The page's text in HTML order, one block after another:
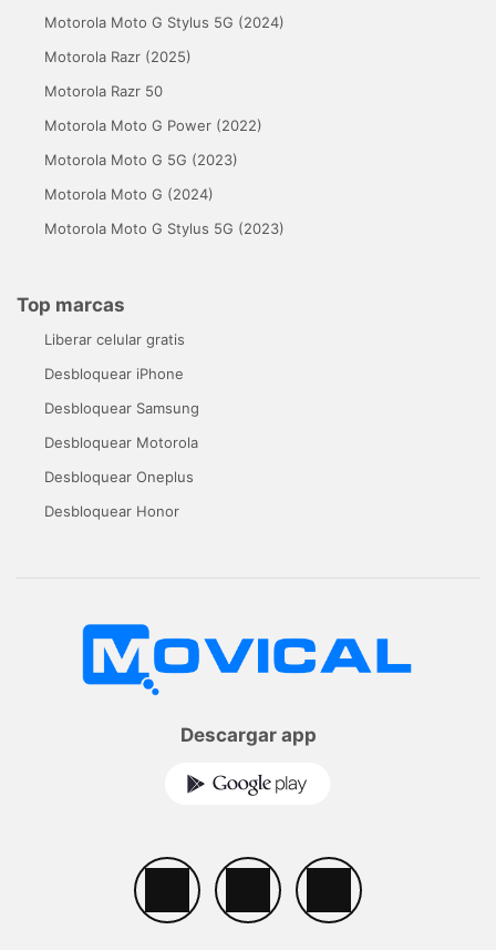
Motorola Moto G Stylus 5G (2024)
Motorola Razr (2025)
Motorola Razr 50
Motorola Moto G Power (2022)
Motorola Moto G 5G (2023)
Motorola Moto G (2024)
Motorola Moto G Stylus 5G (2023)
Top marcas
Liberar celular gratis
Desbloquear iPhone
Desbloquear Samsung
Desbloquear Motorola
Desbloquear Oneplus
Desbloquear Honor
Descargar app